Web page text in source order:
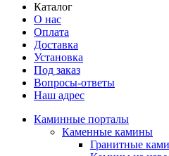
Каталог
О нас
Оплата
Доставка
Установка
Под заказ
Вопросы-ответы
Наш адрес
Каминные порталы
Каменные камины
Гранитные